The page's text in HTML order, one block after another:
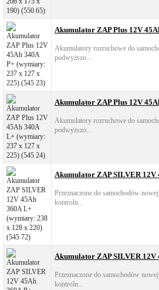
Akumulator ZAP Plus 12V
Akumulatory rozruchowe do
podwyższo...
Akumulator ZAP Plus 12V
Akumulatory rozruchowe do
podwyższo...
Akumulator ZAP SILVER 12V
Przeznaczone do samochodów
kontroln...
Akumulator ZAP SILVER 12V
Przeznaczone do samochodów
kontroln...